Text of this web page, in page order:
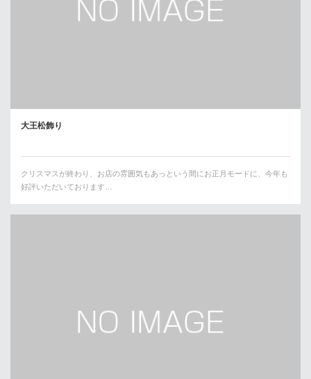
大王松飾り
クリスマスが終わり、お店の雰囲気もあっという間にお正月モードに、今年も
好評いただいております…